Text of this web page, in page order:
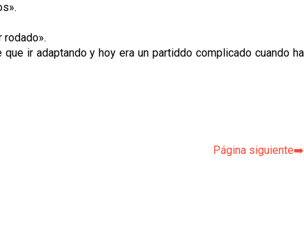
ir adaptando y hoy era un partiddo complicado cuando ha
Página siguiente➡️